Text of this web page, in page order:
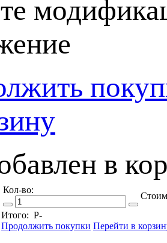
в
Кол-во:
Итого: Р-
Продолжить покупки Перейти в